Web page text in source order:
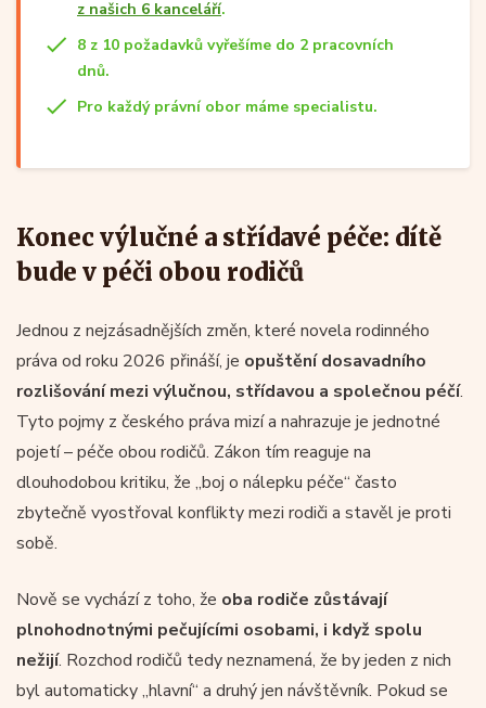
z našich 6 kanceláří.
8 z 10 požadavků vyřešíme do 2 pracovních
dnů.
Pro každý právní obor máme specialistu.
Konec výlučné a střídavé péče: dítě
bude v péči obou rodičů
Jednou z nejzásadnějších změn, které novela rodinného
práva od roku 2026 přináší, je opuštění dosavadního
rozlišování mezi výlučnou, střídavou a společnou péčí.
Tyto pojmy z českého práva mizí a nahrazuje je jednotné
pojetí – péče obou rodičů. Zákon tím reaguje na
dlouhodobou kritiku, že „boj o nálepku péče“ často
zbytečně vyostřoval konflikty mezi rodiči a stavěl je proti
sobě.
Nově se vychází z toho, že oba rodiče zůstávají
plnohodnotnými pečujícími osobami, i když spolu
nežijí. Rozchod rodičů tedy neznamená, že by jeden z nich
byl automaticky „hlavní“ a druhý jen návštěvník. Pokud se